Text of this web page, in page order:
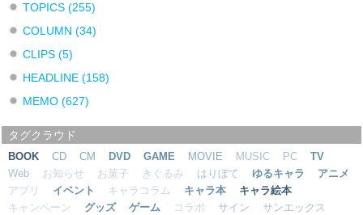
TOPICS (255)
COLUMN (34)
CLIPS (5)
HEADLINE (158)
MEMO (627)
タグクラウド
BOOK CD CM DVD GAME MOVIE MUSIC PC
TV
Web
お知らせ お菓子 きぐるみ はりぼて ゆるキャラ
アニメ
アプリ
イベント キャラコラム キャラ本
キャラ絵本
キャンペーン
グッズ ゲーム コラボ サイン
サンエックス